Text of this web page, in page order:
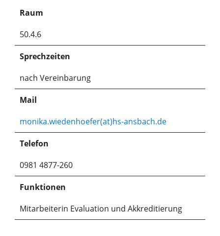
Raum
50.4.6
Sprechzeiten
nach Vereinbarung
Mail
monika.wiedenhoefer(at)hs-ansbach.de
Telefon
0981 4877-260
Funktionen
Mitarbeiterin Evaluation und Akkreditierung